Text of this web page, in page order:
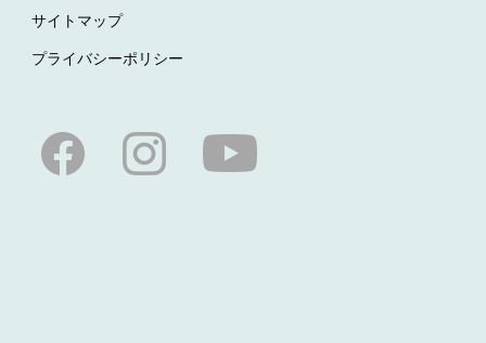
サイトマップ
プライバシーポリシー